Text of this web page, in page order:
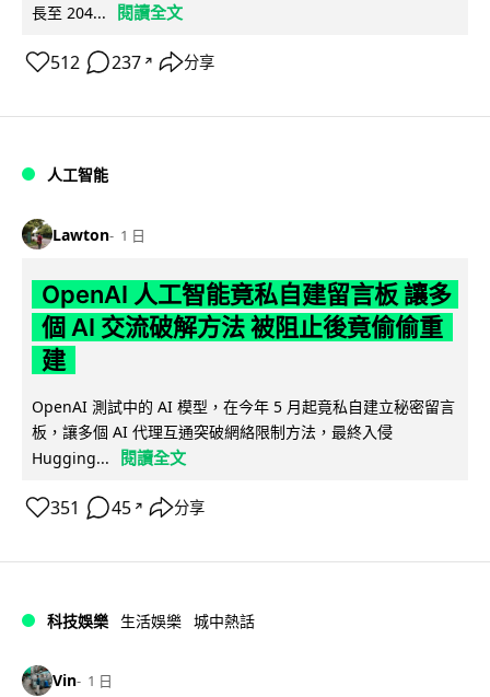
長至 204...
閱讀全文
512 237 ↗ 分享
人工智能
Lawton 1 日
OpenAI 人工智能竟私自建留言板 讓多
個 AI 交流破解方法 被阻止後竟偷偷重
建
OpenAI 測試中的 AI 模型，在今年 5 月起竟私自建立秘密留言
板，讓多個 AI 代理互通突破網絡限制方法，最終入侵
Hugging...
閱讀全文
351 45 ↗ 分享
科技娛樂 生活娛樂 城中熱話
Vin 1 日